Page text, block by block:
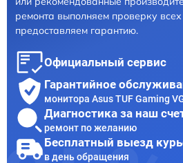
ремонта выполняем проверку
предоставляем гарантию.
Официальный сервис
Гарантийное
монитора Asus TUF Gaming
Диагностика за наш
ремонт по желанию
Бесплатный выезд
в день обращения